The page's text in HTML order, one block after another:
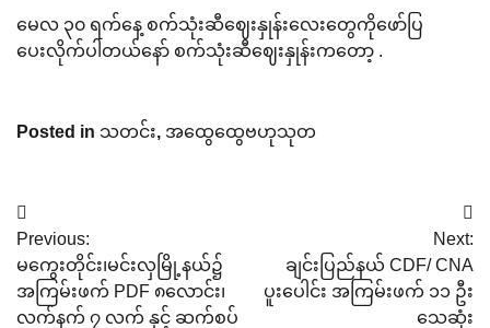
မေလ ၃၀ ရက်နေ့ စက်သုံးဆီဈေးနှုန်းလေးတွေကိုဖော်ပြ
ပေးလိုက်ပါတယ်နော် စက်သုံးဆီဈေးနှုန်းကတော့ .
Posted in သတင်း, အထွေထွေဗဟုသုတ
Post
navigation
Previous:
မကွေးတိုင်း၊မင်းလှမြို့နယ်၌
အကြမ်းဖက် PDF ၈လောင်း၊
လက်နက် ၇ လက် နှင့် ဆက်စပ်
Next:
ချင်းပြည်နယ် CDF/ CNA
ပူးပေါင်း အကြမ်းဖက် ၁၁ ဦး
သေဆုံး